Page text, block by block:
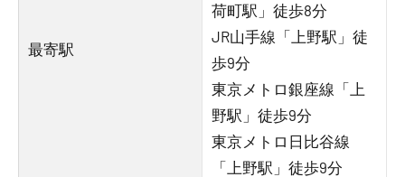
最寄駅
荷町駅」徒歩8分
JR山手線「上野駅」徒
歩9分
東京メトロ銀座線「上
野駅」徒歩9分
東京メトロ日比谷線
「上野駅」徒歩9分